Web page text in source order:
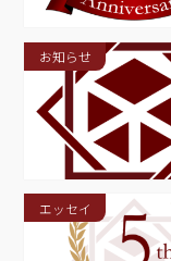
お知らせ
エッセイ